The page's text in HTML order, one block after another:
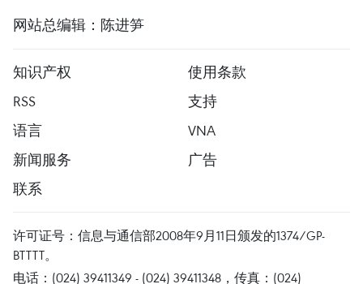
网站总编辑：陈进笋
知识产权
使用条款
RSS
支持
语言
VNA
新闻服务
广告
联系
许可证号：信息与通信部2008年9月11日颁发的1374/GP-
BTTTT。
电话：(024) 39411349 - (024) 39411348，传真：(024)